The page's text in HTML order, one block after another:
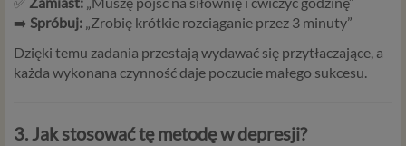
➡️ Spróbuj: „Zrobię krótkie rozciąganie przez 3 minuty”
Dzięki temu zadania przestają wydawać się przytłaczające, a
każda wykonana czynność daje poczucie małego sukcesu.
3. Jak stosować tę metodę w depresji?